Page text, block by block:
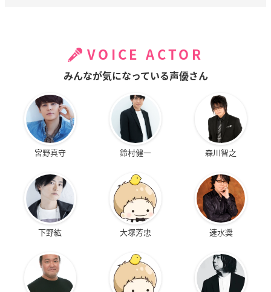
VOICE ACTOR
みんなが気になっている声優さん
宮野真守 鈴村健一 森川智之
下野紘 大塚芳忠 速水奨